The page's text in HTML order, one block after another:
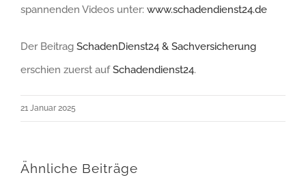
spannenden Videos unter: www.schadendienst24.de
Der Beitrag SchadenDienst24 & Sachversicherung
erschien zuerst aufSchadendienst24.
21 Januar 2025
Ähnliche Beiträge